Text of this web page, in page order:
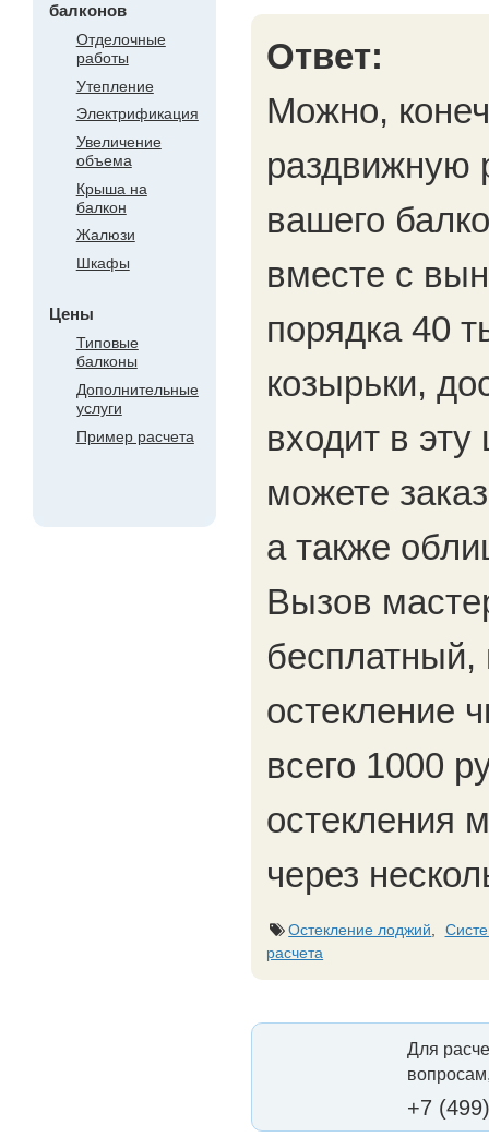
балконов
Отделочные
работы
Утепление
Электрификация
Увеличение
объема
Крыша на
балкон
Жалюзи
Шкафы
Цены
Типовые
балконы
Дополнительные
услуги
Пример расчета
Ответ:
Можно,
раздвижную
вашего
вместе с
порядка 40
козырьки,
входит в
можете
а также
Вызов
бесплатный,
остекление
всего 1000
остекления
через
Остекление лоджий
расчета
Для
+7